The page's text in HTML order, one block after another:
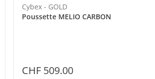
Cybex - GOLD
Poussette MELIO CARBON
CHF 509.00